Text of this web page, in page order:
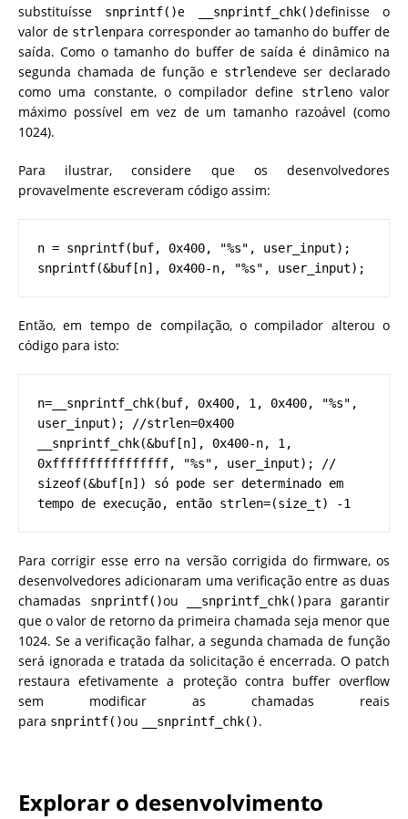
substituísse
snprintf()e __snprintf_chk()definisse o
valor de strlenpara corresponder ao tamanho do buffer de
saída. Como o tamanho do buffer de saída é dinâmico na
segunda chamada de função e strlendeve ser declarado
como uma constante, o compilador define
strleno valor
máximo possível em vez de um tamanho razoável (como
1024).
Para ilustrar, considere que os desenvolvedores
provavelmente escreveram código assim:
n = snprintf(buf, 0x400, "%s", user_input);
Então, em tempo de compilação, o compilador alterou o
código para isto:
n=__snprintf_chk(buf, 0x400, 1, 0x400, "%s",
user_input); //strlen=0x400
__snprintf_chk(&buf[n], 0x400-n, 1,
0xffffffffffffffff, "%s", user_input); //
sizeof(&buf[n]) só pode ser determinado em
tempo de execução, então strlen=(size_t) -1
Para corrigir esse erro na versão corrigida do firmware, os
desenvolvedores adicionaram uma verificação entre as duas
chamadas
snprintf()ou __snprintf_chk()para garantir
que o valor de retorno da primeira chamada seja menor que
1024. Se a verificação falhar, a segunda chamada de função
será ignorada e tratada da solicitação é encerrada. O patch
restaura efetivamente a proteção contra buffer overflow
sem modificar as chamadas reais
para snprintf()ou __snprintf_chk().
Explorar o desenvolvimento